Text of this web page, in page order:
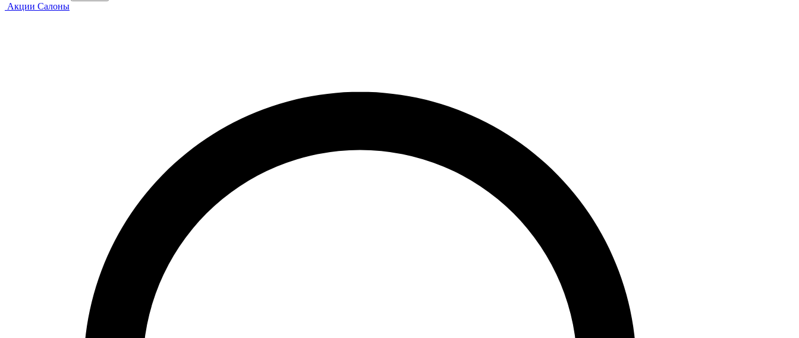
Акции Салоны